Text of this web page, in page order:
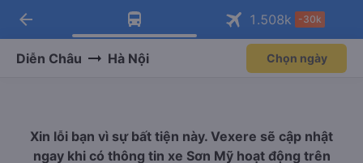
Tải app Vexere ngay!
Nhận ưu đãi thành viên độc
Mở app
Tải app Vexere
-30k/ghế khi đặt vé máy bay qua
Mở app
arrow_back 1.508k -30k
Diễn Châu Hà Nội Chọn ngày
Xin lỗi bạn vì sự bất tiện này. Vexere sẽ cập nhật
ngay khi có thông tin xe Sơn Mỹ hoạt động trên